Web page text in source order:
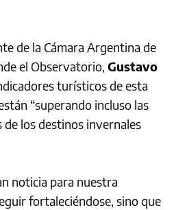
de la Cámara Argentina de
el Observatorio, Gustavo
turísticos de esta
“superando incluso las
los destinos invernales
noticia para nuestra
fortaleciéndose, sino que